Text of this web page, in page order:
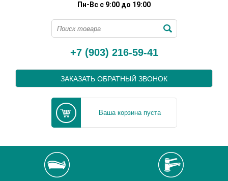
Пн-Вс с 9:00 до 19:00
+7 (903) 216-59-41
ЗАКАЗАТЬ ОБРАТНЫЙ ЗВОНОК
Ваша корзина пуста